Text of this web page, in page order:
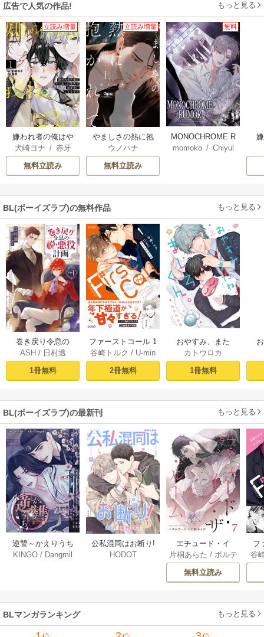
広告で人気の作品! もっと見る
立読み増量
嫌われ者の俺はや
り直しの世界で義
弟達にごまをする
【シーモア限定
犬崎ヨナ / 赤牙
無料立読み
立読み増量
やましさの熱に抱
かれて 【電子限定
特典付き】
ウノハナ
無料立読み
無料
MONOCHROME R
UMOR【タテヨ
momoko/ Chiyul
BL(ボーイズラブ)の無料作品 もっと見る
巻き戻り令息の
脱・悪役計画１
ASH/ 日村透
1冊無料
ファーストコール 1
～童貞外科医、年
下ヤクザの嫁にさ
れそうです！～
ア限定描き下ろし
谷崎トルク / U-min
2冊無料
おやすみ、また
ね。ましろくん。
【電子限定漫画付
き】
カトウロカ
1冊無料
BL(ボーイズラブ)の最新刊 もっと見る
逆讐～かえりうち
～【タテヨミ】 36
KINGO / Dangmil
公私混同はお断り!
【タテヨミ】 67巻
HODOT
エチュード・イ
ン・ザ・ルーム[Blu
Mellow] 7巻
片桐あらた / ボルテ
ージ
無料立読み
フ
～
ア
谷
BLマンガランキング もっと見る